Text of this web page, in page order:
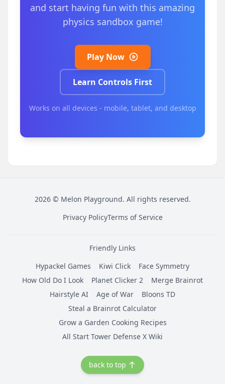
and start having fun with this amazing
physics sandbox game!
Play Now
Learn Controls First
Works on all devices - mobile, tablet, and desktop
2026© Melon Playground. All rights reserved.
Privacy PolicyTerms of Service
Friendly Links
Hypackel Games
Kiwi Click
Face Symmetry
How Old Do I Look
Planet Clicker 2
Merge Brainrot
Hairstyle AI
Age of War
Bloons TD
Steal a Brainrot Calculator
Grow a Garden Cooking Recipes
All Start Tower Defense X Wiki
back to top